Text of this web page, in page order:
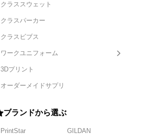
クラススウェット
クラスパーカー
クラスビブス
ワークユニフォーム
3Dプリント
オーダーメイドサプリ
ブランドから選ぶ
PrintStar GILDAN